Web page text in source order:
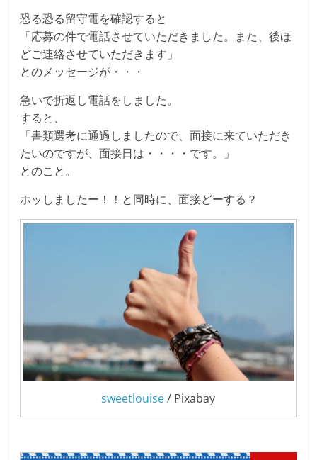
恐る恐る留守電を確認すると
「応募の件で電話させていただきました。また、後ほ
どご連絡させていただきます」
とのメッセージが・・・
急いで折返し電話をしました。
すると、
「書類選考に通過しましたので、面接に来ていただき
たいのですが、面接日は・・・・です。」
とのこと。
ホッしましたー！！と同時に、面接どーする？
sweetlouise/ Pixabay